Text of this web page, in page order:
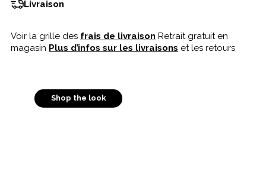
Livraison
Voir la grille des frais de livraison Retrait gratuit en
magasin Plus d’infos sur les livraisons et les retours
Shop the look